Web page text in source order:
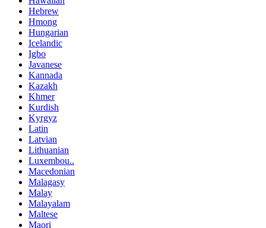
Hebrew
Hmong
Hungarian
Icelandic
Igbo
Javanese
Kannada
Kazakh
Khmer
Kurdish
Kyrgyz
Latin
Latvian
Lithuanian
Luxembou..
Macedonian
Malagasy
Malay
Malayalam
Maltese
Maori